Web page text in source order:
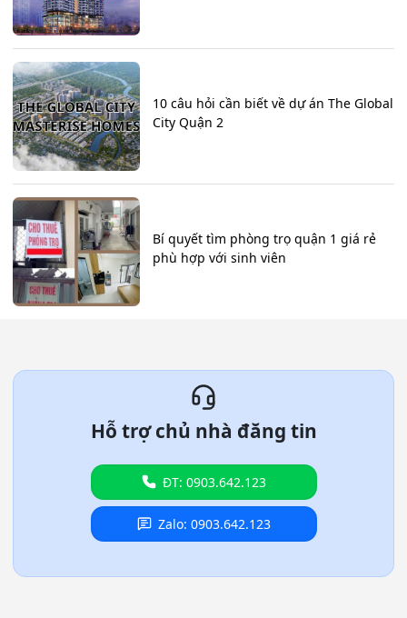
10 câu hỏi cần biết về dự án The Global
City Quận 2
Bí quyết tìm phòng trọ quận 1 giá rẻ
phù hợp với sinh viên
Hỗ trợ chủ nhà đăng tin
ĐT: 0903.642.123
Zalo: 0903.642.123